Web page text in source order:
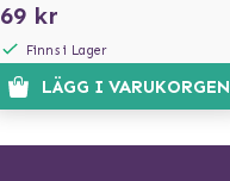
69 kr
Finns i Lager
LÄGG I VARUKORGEN